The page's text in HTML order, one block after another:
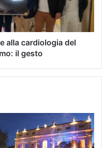
alla cardiologia del
il gesto